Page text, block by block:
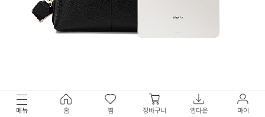
메뉴 홈 찜 장바구니 앱다운 마이